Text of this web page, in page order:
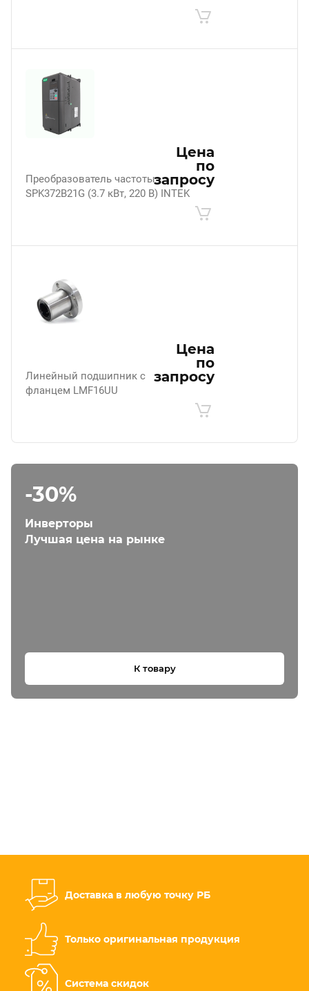
Преобразователь частоты
SPK372B21G (3.7 кВт, 220 В) INTEK
Цена
по
запросу
Линейный подшипник с
фланцем LMF16UU
Цена
по
запросу
-30%
Инверторы
Лучшая цена на рынке
К товару
Доставка в любую точку РБ
Только оригинальная продукция
Система скидок